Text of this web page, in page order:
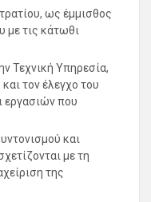
ως έμμισθος
με τις κάτωθι
Τεχνική Υπηρεσία,
τον έλεγχο του
εργασιών που
και
με τη
της